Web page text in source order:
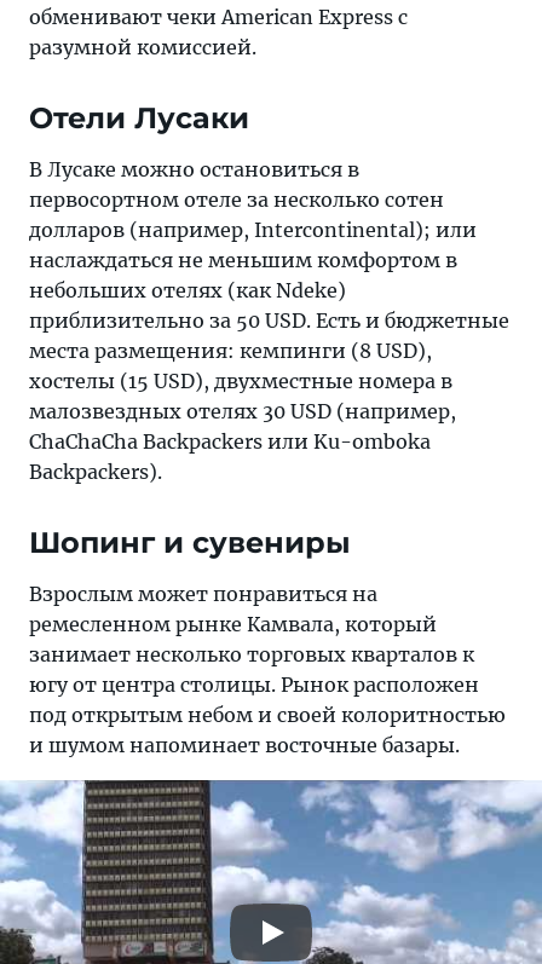
обменивают чеки American Express с
разумной комиссией.
Отели Лусаки
В Лусаке можно остановиться в
первосортном отеле за несколько сотен
долларов (например, Intercontinental); или
наслаждаться не меньшим комфортом в
небольших отелях (как Ndeke)
приблизительно за 50 USD. Есть и бюджетные
места размещения: кемпинги (8 USD),
хостелы (15 USD), двухместные номера в
малозвездных отелях 30 USD (например,
ChaChaCha Backpackers или Ku-omboka
Backpackers).
Шопинг и сувениры
Взрослым может понравиться на
ремесленном рынке Камвала, который
занимает несколько торговых кварталов к
югу от центра столицы. Рынок расположен
под открытым небом и своей колоритностью
и шумом напоминает восточные базары.